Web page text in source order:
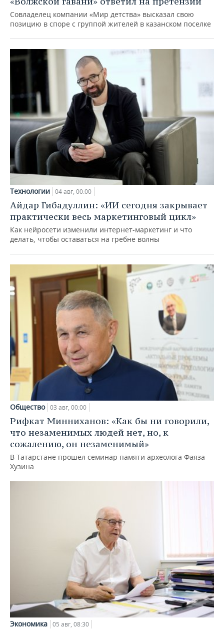
Совладелец компании «Мир детства» высказал свою
позицию в споре с группой жителей в казанском поселке
Технологии 04 авг, 00:00
Айдар Гибадуллин: «ИИ сегодня закрывает
практически весь маркетинговый цикл»
Как нейросети изменили интернет-маркетинг и что
делать, чтобы оставаться на гребне волны
Общество 03 авг, 00:00
Рифкат Минниханов: «Как бы ни говорили,
что незаменимых людей нет, но, к
сожалению, он незаменимый»
В Татарстане прошел семинар памяти археолога Фаяза
Хузина
Экономика 05 авг, 08:30